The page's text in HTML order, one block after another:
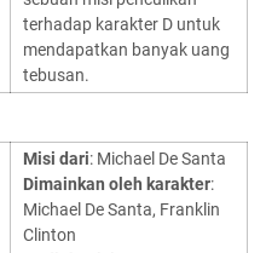
terhadap karakter D untuk
mendapatkan banyak uang
tebusan.
Misi dari: Michael De Santa
Dimainkan oleh karakter:
Michael De Santa, Franklin
Clinton